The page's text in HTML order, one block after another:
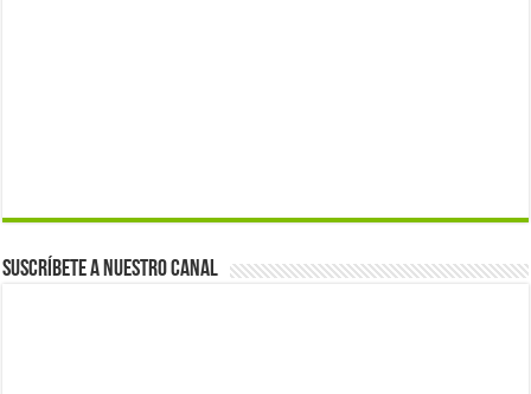
Suscríbete a nuestro canal